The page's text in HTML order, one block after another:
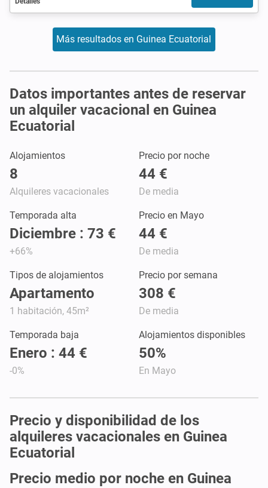
Más resultados en Guinea Ecuatorial
Datos importantes antes de reservar
un alquiler vacacional en Guinea
Ecuatorial
Alojamientos
8
Alquileres vacacionales
Precio por noche
44 €
De media
Temporada alta
Diciembre : 73 €
+66%
Precio en Mayo
44 €
De media
Tipos de alojamientos
Apartamento
1 habitación, 45m²
Precio por semana
308 €
De media
Temporada baja
Enero : 44 €
-0%
Alojamientos disponibles
50%
En Mayo
Precio y disponibilidad de los
alquileres vacacionales en Guinea
Ecuatorial
Precio medio por noche en Guinea